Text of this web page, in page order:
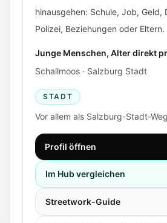
hinausgehen: Schule, Job, Geld,
Polizei, Beziehungen oder Eltern.
Junge Menschen, Alter direkt
Schallmoos · Salzburg Stadt
STADT
Vor allem als Salzburg-Stadt-
Profil öffnen
Im Hub vergleichen
Streetwork-Guide